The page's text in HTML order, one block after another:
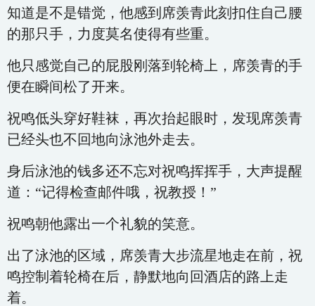
知道是不是错觉，他感到席羡青此刻扣住自己腰
的那只手，力度莫名使得有些重。
他只感觉自己的屁股刚落到轮椅上，席羡青的手
便在瞬间松了开来。
祝鸣低头穿好鞋袜，再次抬起眼时，发现席羡青
已经头也不回地向泳池外走去。
身后泳池的钱多还不忘对祝鸣挥挥手，大声提醒
道：“记得检查邮件哦，祝教授！”
祝鸣朝他露出一个礼貌的笑意。
出了泳池的区域，席羡青大步流星地走在前，祝
鸣控制着轮椅在后，静默地向回酒店的路上走
着。